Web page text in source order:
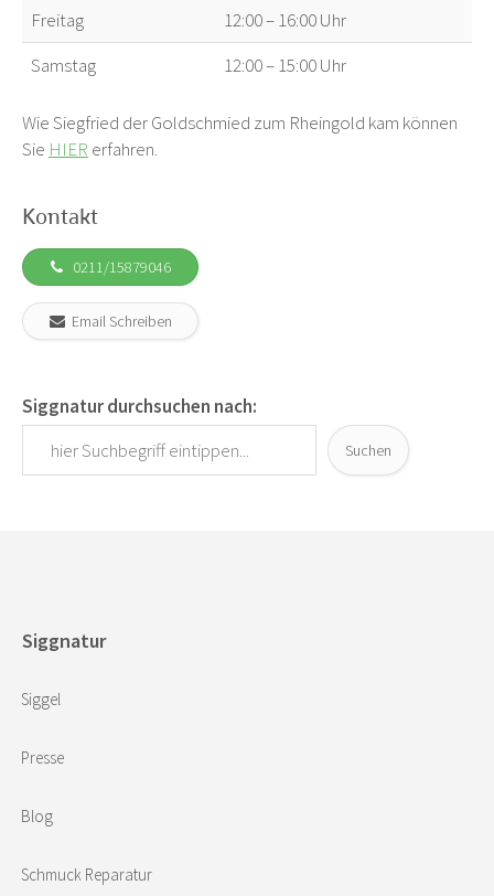
Freitag
12:00 – 16:00 Uhr
Samstag
12:00 – 15:00 Uhr
Wie Siegfried der Goldschmied zum Rheingold kam können
Sie HIER erfahren.
Kontakt
0211/15879046
Email Schreiben
Siggnatur durchsuchen nach:
Suchen
Siggnatur
Siggel
Presse
Blog
Schmuck Reparatur